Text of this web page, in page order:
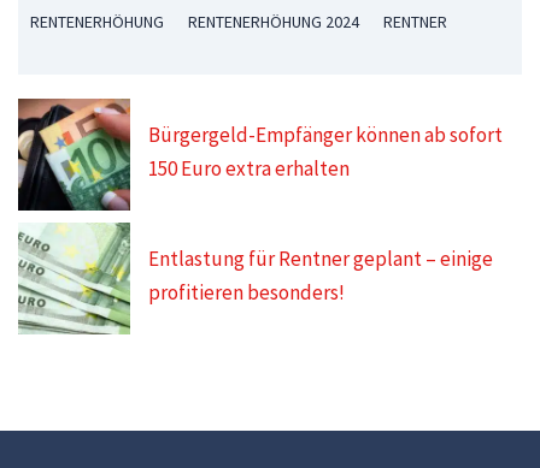
RENTENERHÖHUNG RENTENERHÖHUNG 2024 RENTNER
Bürgergeld-Empfänger können ab sofort
150 Euro extra erhalten
Entlastung für Rentner geplant – einige
profitieren besonders!